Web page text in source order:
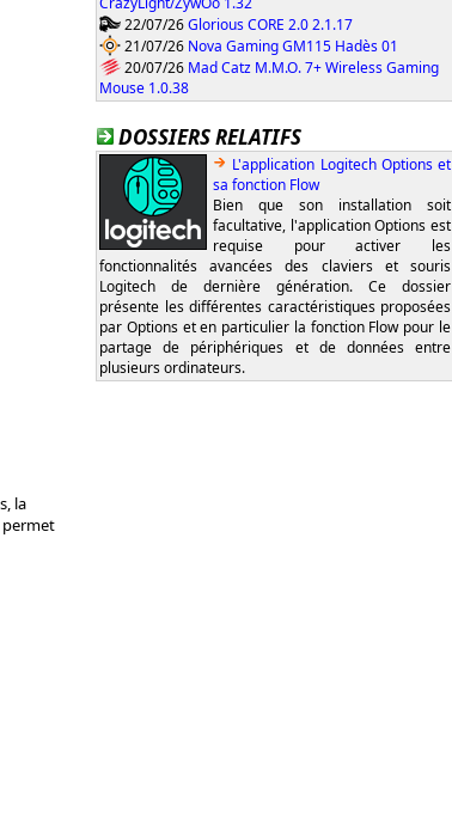
la
permet
22/07/26Glorious CORE 2.0 2.1.17
21/07/26 Nova Gaming GM115 Hadès 01
20/07/26 Mad Catz M.M.O. 7+ Wireless Gaming
Mouse 1.0.38
DOSSIERS RELATIFS
L'application Logitech Options et
sa fonction Flow
Bien que son installation soit
facultative, l'application Options est
requise pour activer les
fonctionnalités avancées des claviers et souris
Logitech de dernière génération. Ce dossier
présente les différentes caractéristiques proposées
par Options et en particulier la fonction Flow pour le
partage de périphériques et de données entre
plusieurs ordinateurs.